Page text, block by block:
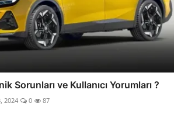
Sorunları ve Kullanıcı Yorumları ?
2024 0 87